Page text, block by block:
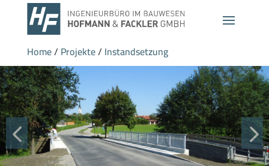
Home/ Projekte/ Instandsetzung